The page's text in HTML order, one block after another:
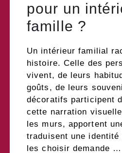
pour un
famille ?
Un intérieur familial
histoire. Celle des
vivent, de leurs
goûts, de leurs
décoratifs participent
cette narration
les murs, apportent
traduisent une identité
les choisir demande …